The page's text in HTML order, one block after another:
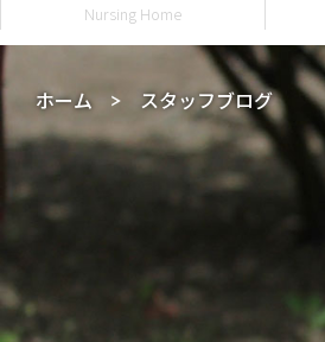
Nursing Home
ホーム スタッフブログ